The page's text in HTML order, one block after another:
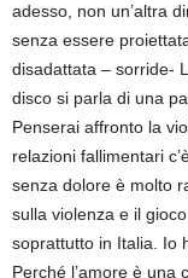
adesso, non un’altra
senza essere
disadattata – sorride-
disco si parla di una
Penserai affronto la
relazioni fallimentari
senza dolore è molto
sulla violenza e il
soprattutto in Italia. Io
Perché l’amore è una